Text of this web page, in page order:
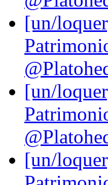
[un/
[un/
[un/